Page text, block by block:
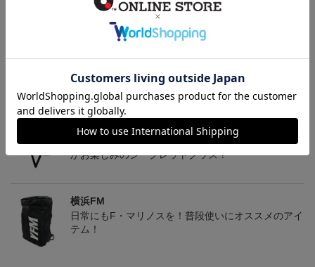
アタッキングフットボー
トピックス
横浜FM
送料無料の併せ買いにオススメ！どの選手が当たる
かお楽しみのシークレットグッズ！
横浜FM
日常にもF・マリノスを！普段使いにオススメのアイ
テム！